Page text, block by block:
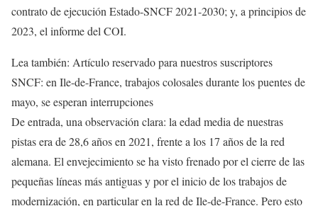
contrato de ejecución Estado-SNCF 2021-2030; y, a principios de
2023, el informe del COI.
Lea también: Artículo reservado para nuestros suscriptores
SNCF: en Ile-de-France, trabajos colosales durante los puentes de
mayo, se esperan interrupciones
De entrada, una observación clara: la edad media de nuestras
pistas era de 28,6 años en 2021, frente a los 17 años de la red
alemana. El envejecimiento se ha visto frenado por el cierre de las
pequeñas líneas más antiguas y por el inicio de los trabajos de
modernización, en particular en la red de Ile-de-France. Pero esto